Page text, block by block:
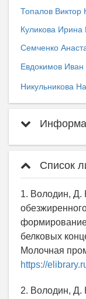
Топалов Виктор
Куликова Ирина
Семченко
Евдокимов Иван
Никульникова
Список
1. Володин,
белковых
Молочная
https://
2. Володин, Д.